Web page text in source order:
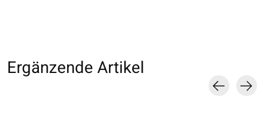
Ergänzende Artikel